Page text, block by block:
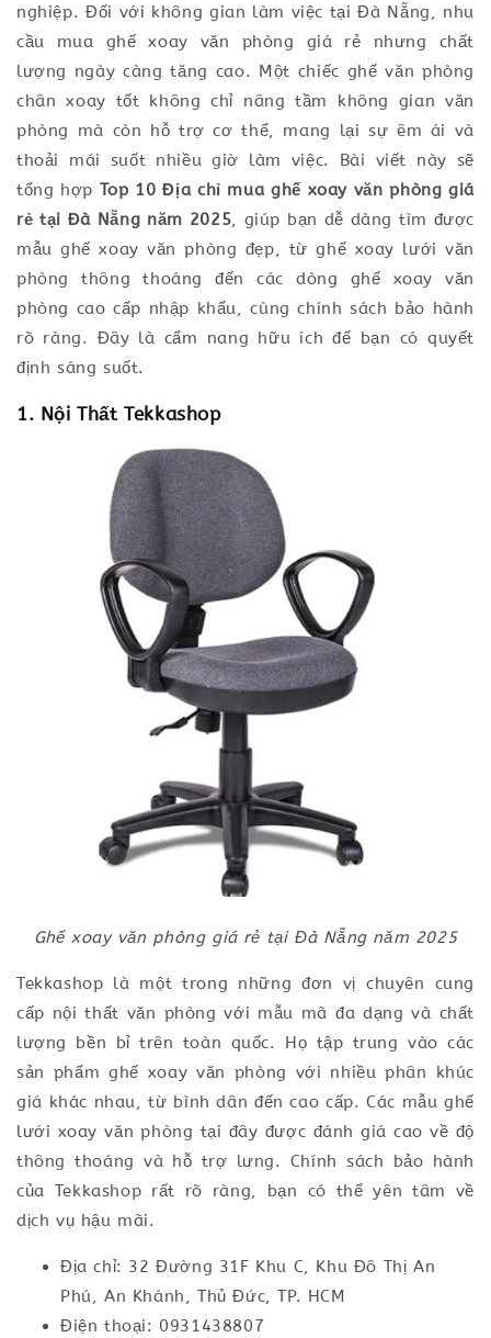
nghiệp. Đối với không gian làm việc tại Đà Nẵng, nhu
cầu mua ghế xoay văn phòng giá rẻ nhưng chất
lượng ngày càng tăng cao. Một chiếc ghế văn phòng
chân xoay tốt không chỉ nâng tầm không gian văn
phòng mà còn hỗ trợ cơ thể, mang lại sự êm ái và
thoải mái suốt nhiều giờ làm việc. Bài viết này sẽ
tổng hợp Top 10 Địa chỉ mua ghế xoay văn phòng giá
rẻ tại Đà Nẵng năm 2025, giúp bạn dễ dàng tìm được
mẫu ghế xoay văn phòng đẹp, từ ghế xoay lưới văn
phòng thông thoáng đến các dòng ghế xoay văn
phòng cao cấp nhập khẩu, cùng chính sách bảo hành
rõ ràng. Đây là cẩm nang hữu ích để bạn có quyết
định sáng suốt.
1. Nội Thất Tekkashop
Ghế xoay văn phòng giá rẻ tại Đà Nẵng năm 2025
Tekkashop là một trong những đơn vị chuyên cung
cấp nội thất văn phòng với mẫu mã đa dạng và chất
lượng bền bỉ trên toàn quốc. Họ tập trung vào các
sản phẩm ghế xoay văn phòng với nhiều phân khúc
giá khác nhau, từ bình dân đến cao cấp. Các mẫu ghế
lưới xoay văn phòng tại đây được đánh giá cao về độ
thông thoáng và hỗ trợ lưng. Chính sách bảo hành
của Tekkashop rất rõ ràng, bạn có thể yên tâm về
dịch vụ hậu mãi.
Địa chỉ: 32 Đường 31F Khu C, Khu Đô Thị An
Phú, An Khánh, Thủ Đức, TP. HCM
Điện thoại: 0931438807